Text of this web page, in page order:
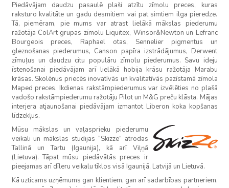
Piedāvājam daudzu pasaulē plaši atzītu zīmolu preces, kuras
raksturo kvalitāte un gadu desmitiem vai pat simtiem ilga pieredze.
Tā, piemēram, pie mums var atrast lielākā mākslas piederumu
ražotāja ColArt grupas zīmolu Liquitex, Winsor&Newton un Lefranc
Bourgeois preces, Raphael otas, Sennelier pigmentus un
gleznošanas piederumus, Canson papīra izstrādājumus, Derwent
zīmuļus un daudzu citu populāru zīmolu piederumus. Savu ideju
īstenošanai piedāvājam arī lielākā hobija krāsu ražotāja Marabu
krāsas. Skolēnus priecēs inovatīvās un kvalitatīvās pazīstamā zīmola
Maped preces. Ikdienas rakstāmpiederumus var izvēlēties no plašā
vadošo rakstāmpiederumu ražotāju Pilot un M&G preču klāsta. Mājas
interjera atjaunošanai piedāvājam izmantot Liberon koka kopšanas
līdzekļus.
Mūsu mākslas un vaļasprieku piederumu
veikali un mākslas studijas “Skizze” atrodas
Tallinā un Tartu (Igaunija), kā arī Viļņā
(Lietuva). Tāpat mūsu piedāvātās preces ir
pieejamas arī dīleru veikalu tīklos visā Igaunijā, Latvijā un Lietuvā.
Kā uzticams uzņēmums gan klientiem, gan arī sadarbības partneriem,